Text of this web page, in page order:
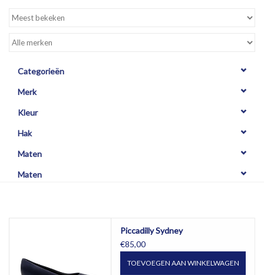
SCHOENEN PASSEN &
Categorieën
Merk
Kleur
Hak
Maten
Maten
Piccadilly Sydney
€85,00
TOEVOEGEN AAN WINKELWAGEN